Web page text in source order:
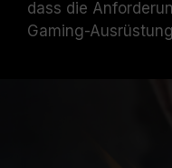
Systemen
Vergewissern
Speicher
TEAMGROUP-
dass die
Gaming-